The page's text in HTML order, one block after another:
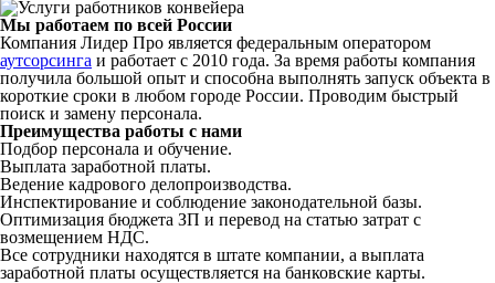
Мы работаем по всей России
Компания Лидер Про является федеральным оператором
аутсорсинга и работает с 2010 года. За время работы компания
получила большой опыт и способна выполнять запуск объекта в
короткие сроки в любом городе России. Проводим быстрый
поиск и замену персонала.
Преимущества работы с нами
Подбор персонала и обучение.
Выплата заработной платы.
Ведение кадрового делопроизводства.
Инспектирование и соблюдение законодательной базы.
Оптимизация бюджета ЗП и перевод на статью затрат с
возмещением НДС.
Все сотрудники находятся в штате компании, а выплата
заработной платы осуществляется на банковские карты.